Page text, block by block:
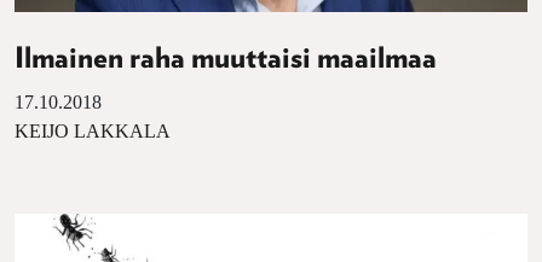
Ilmainen raha muuttaisi maailmaa
17.10.2018
KEIJO LAKKALA